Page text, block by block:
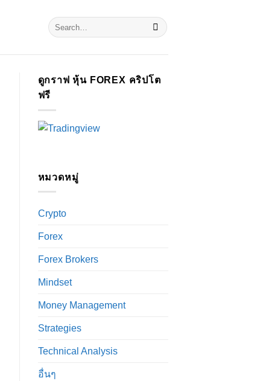
ดูกราฟ หุ้น FOREX คริปโต
ฟรี
หมวดหมู่
Crypto
Forex
Forex Brokers
Mindset
Money Management
Strategies
Technical Analysis
อื่นๆ